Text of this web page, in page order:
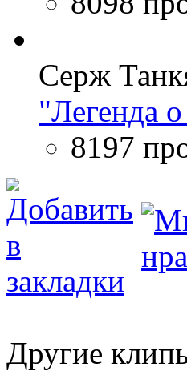
Серж
"Легенда
8197
Другие